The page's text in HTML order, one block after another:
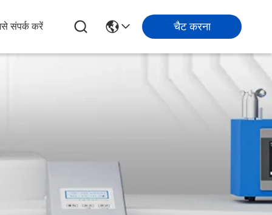
संपर्क करें चैट करना